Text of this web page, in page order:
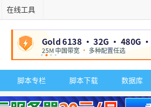
在线工具
脚本专栏 脚本下载 数据库